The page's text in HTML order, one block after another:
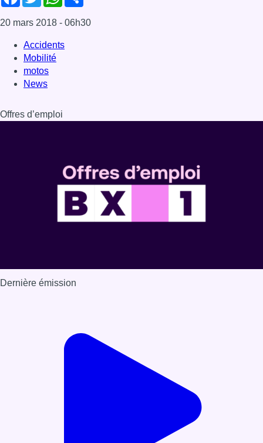
20 mars 2018 - 06h30
Accidents
Mobilité
motos
News
Offres d’emploi
Dernière émission